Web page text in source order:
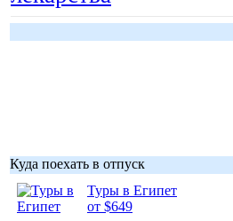
Куда поехать в отпуск
Туры в Египет
от $649